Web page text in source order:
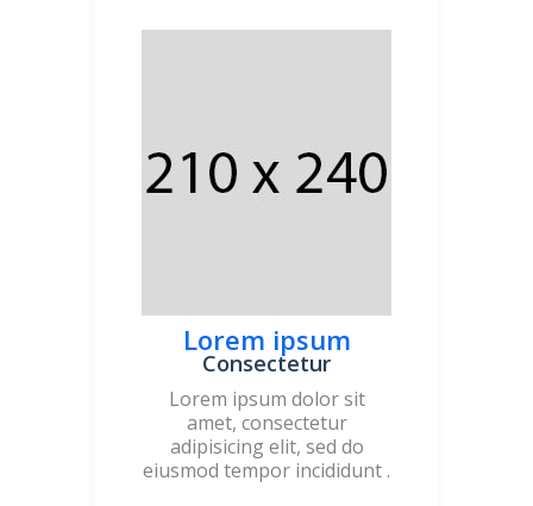
Lorem ipsum
Consectetur
Lorem ipsum dolor sit
amet, consectetur
adipisicing elit, sed do
eiusmod tempor incididunt .